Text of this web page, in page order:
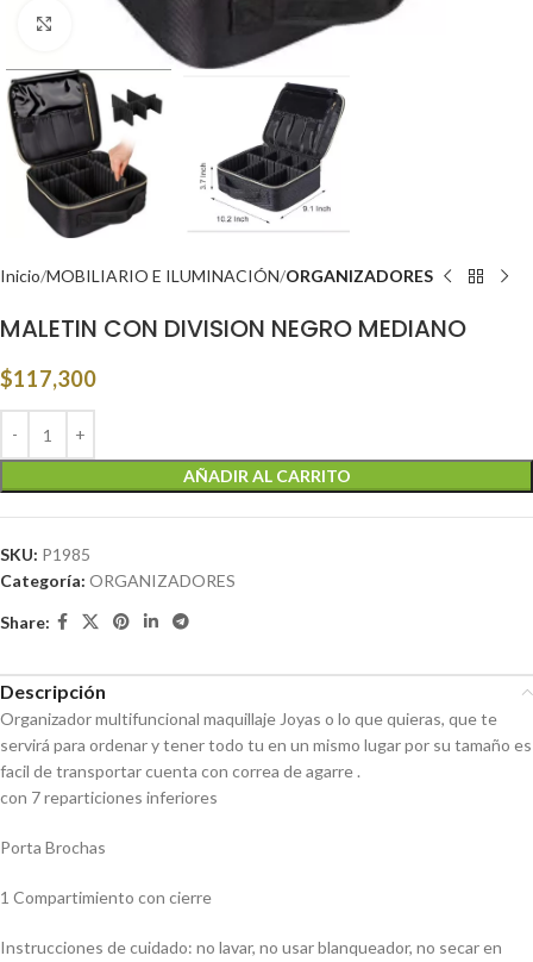
Click to enlarge
Inicio MOBILIARIO E ILUMINACIÓN ORGANIZADORES
MALETIN CON DIVISION NEGRO MEDIANO
$117,300
AÑADIR AL CARRITO
SKU: P1985
Categoría: ORGANIZADORES
Share:
Descripción
Organizador multifuncional maquillaje Joyas o lo que quieras, que te
servirá para ordenar y tener todo tu en un mismo lugar por su tamaño es
facil de transportar cuenta con correa de agarre .
con 7 reparticiones inferiores
Porta Brochas
1 Compartimiento con cierre
Instrucciones de cuidado: no lavar, no usar blanqueador, no secar en